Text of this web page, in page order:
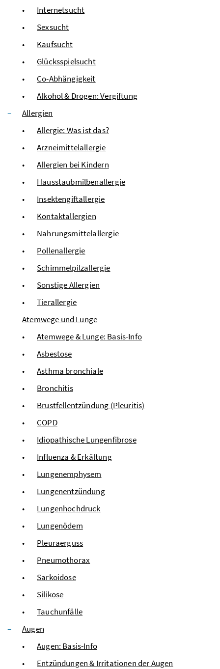
Internetsucht
Sexsucht
Kaufsucht
Glücksspielsucht
Co-Abhängigkeit
Alkohol & Drogen: Vergiftung
Allergien
Allergie: Was ist das?
Arzneimittelallergie
Allergien bei Kindern
Hausstaubmilbenallergie
Insektengiftallergie
Kontaktallergien
Nahrungsmittelallergie
Pollenallergie
Schimmelpilzallergie
Sonstige Allergien
Tierallergie
Atemwege und Lunge
Atemwege & Lunge: Basis-Info
Asbestose
Asthma bronchiale
Bronchitis
Brustfellentzündung (Pleuritis)
COPD
Idiopathische Lungenfibrose
Influenza & Erkältung
Lungenemphysem
Lungenentzündung
Lungenhochdruck
Lungenödem
Pleuraerguss
Pneumothorax
Sarkoidose
Silikose
Tauchunfälle
Augen
Augen: Basis-Info
Entzündungen & Irritationen der Augen